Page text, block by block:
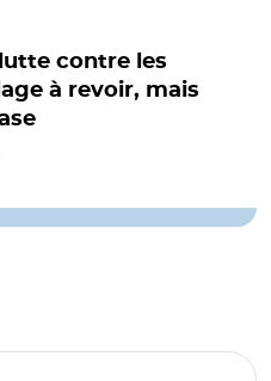
contre les
à revoir, mais